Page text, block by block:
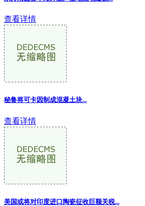
查看详情
秘鲁将可卡因制成混凝土块...
查看详情
美国或将对印度进口陶瓷征收巨额关税...